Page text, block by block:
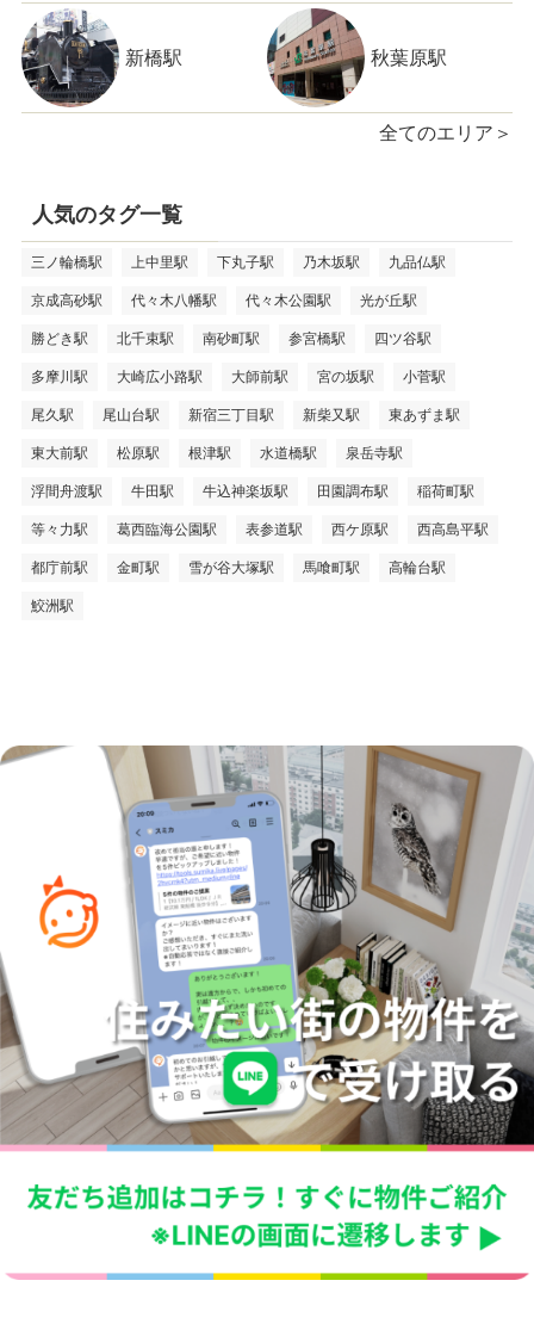
新橋駅 秋葉原駅
全てのエリア＞
人気のタグ一覧
三ノ輪橋駅 上中里駅 下丸子駅 乃木坂駅 九品仏駅
京成高砂駅 代々木八幡駅 代々木公園駅 光が丘駅
勝どき駅 北千束駅 南砂町駅 参宮橋駅 四ツ谷駅
多摩川駅 大崎広小路駅 大師前駅 宮の坂駅 小菅駅
尾久駅 尾山台駅 新宿三丁目駅 新柴又駅 東あずま駅
東大前駅 松原駅 根津駅 水道橋駅 泉岳寺駅
浮間舟渡駅 牛田駅 牛込神楽坂駅 田園調布駅 稲荷町駅
等々力駅 葛西臨海公園駅 表参道駅 西ケ原駅 西高島平駅
都庁前駅 金町駅 雪が谷大塚駅 馬喰町駅 高輪台駅
鮫洲駅